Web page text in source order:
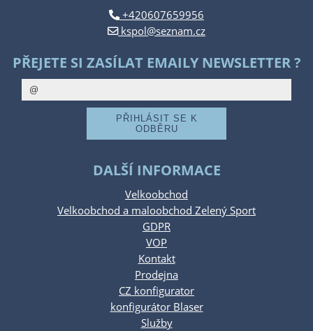
+420607659956
kspol@seznam.cz
PŘEJETE SI ZASÍLAT EMAILY NEWSLETTER ?
DALŠÍ INFORMACE
Velkoobchod
Velkoobchod a maloobchod Zelený Sport
GDPR
VOP
Kontakt
Prodejna
CZ konfigurator
konfigurátor Blaser
Služby